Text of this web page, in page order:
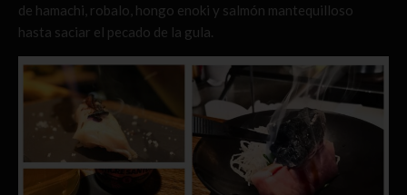
de hamachi, robalo, hongo enoki y salmón mantequilloso
hasta saciar el pecado de la gula.